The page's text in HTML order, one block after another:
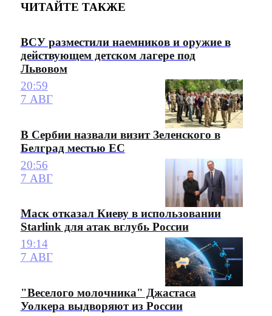
ЧИТАЙТЕ ТАКЖЕ
ВСУ разместили наемников и оружие в
действующем детском лагере под
Львовом
20:59
7 АВГ
В Сербии назвали визит Зеленского в
Белград местью ЕС
20:56
7 АВГ
Маск отказал Киеву в использовании
Starlink для атак вглубь России
19:14
7 АВГ
"Веселого молочника" Джастаса
Уолкера выдворяют из России